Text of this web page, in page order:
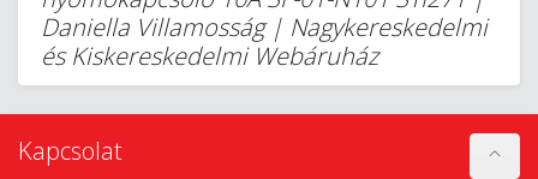
Daniella Villamosság | Nagykereskedelmi
és Kiskereskedelmi Webáruház
Kapcsolat